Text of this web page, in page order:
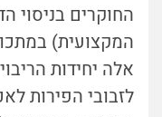
החוקרים בניסוי
המקצועית)
אלה יחידות
לזבובי הפירות